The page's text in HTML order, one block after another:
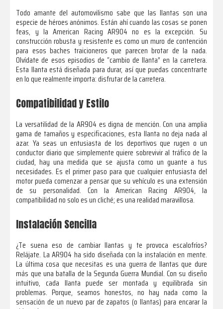
Todo amante del automovilismo sabe que las llantas son una
especie de héroes anónimos. Están ahí cuando las cosas se ponen
feas, y la American Racing AR904 no es la excepción. Su
construcción robusta y resistente es como un muro de contención
para esos baches traicioneros que parecen brotar de la nada.
Olvídate de esos episodios de “cambio de llanta” en la carretera.
Esta llanta está diseñada para durar, así que puedas concentrarte
en lo que realmente importa: disfrutar de la carretera.
Compatibilidad y Estilo
La versatilidad de la AR904 es digna de mención. Con una amplia
gama de tamaños y especificaciones, esta llanta no deja nada al
azar. Ya seas un entusiasta de los deportivos que rugen o un
conductor diario que simplemente quiere sobrevivir al tráfico de la
ciudad, hay una medida que se ajusta como un guante a tus
necesidades. Es el primer paso para que cualquier entusiasta del
motor pueda comenzar a pensar que su vehículo es una extensión
de su personalidad. Con la American Racing AR904, la
compatibilidad no solo es un cliché; es una realidad maravillosa.
Instalación Sencilla
¿Te suena eso de cambiar llantas y te provoca escalofríos?
Relájate. La AR904 ha sido diseñada con la instalación en mente.
La última cosa que necesitas es una guerra de llantas que dure
más que una batalla de la Segunda Guerra Mundial. Con su diseño
intuitivo, cada llanta puede ser montada y equilibrada sin
problemas. Porque, seamos honestos, no hay nada como la
sensación de un nuevo par de zapatos (o llantas) para encarar la